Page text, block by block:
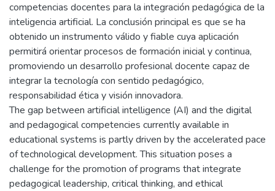
competencias docentes para la integración pedagógica de la
inteligencia artificial. La conclusión principal es que se ha
obtenido un instrumento válido y fiable cuya aplicación
permitirá orientar procesos de formación inicial y continua,
promoviendo un desarrollo profesional docente capaz de
integrar la tecnología con sentido pedagógico,
responsabilidad ética y visión innovadora.
The gap between artificial intelligence (AI) and the digital
and pedagogical competencies currently available in
educational systems is partly driven by the accelerated pace
of technological development. This situation poses a
challenge for the promotion of programs that integrate
pedagogical leadership, critical thinking, and ethical